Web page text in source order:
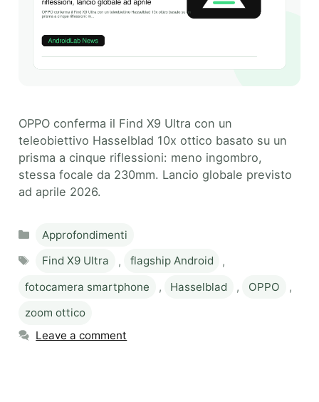
OPPO conferma il Find X9 Ultra con un
teleobiettivo Hasselblad 10x ottico basato su un
prisma a cinque riflessioni: meno ingombro,
stessa focale da 230mm. Lancio globale previsto
ad aprile 2026.
Categories
Approfondimenti
Tags
Find X9 Ultra , flagship Android
,
fotocamera smartphone
, Hasselblad , OPPO
,
zoom ottico
Leave a comment